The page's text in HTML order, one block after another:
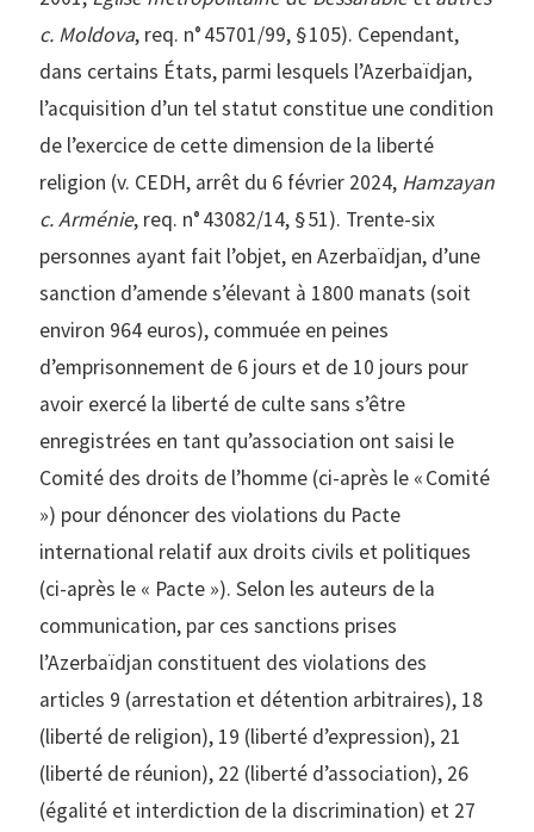
c. Moldova, req. n° 45701/99, § 105). Cependant,
dans certains États, parmi lesquels l’Azerbaïdjan,
l’acquisition d’un tel statut constitue une condition
de l’exercice de cette dimension de la liberté
religion (v. CEDH, arrêt du 6 février 2024, Hamzayan
c. Arménie, req. n° 43082/14, § 51). Trente-six
personnes ayant fait l’objet, en Azerbaïdjan, d’une
sanction d’amende s’élevant à 1800 manats (soit
environ 964 euros), commuée en peines
d’emprisonnement de 6 jours et de 10 jours pour
avoir exercé la liberté de culte sans s’être
enregistrées en tant qu’association ont saisi le
Comité des droits de l’homme (ci-après le « Comité
») pour dénoncer des violations du Pacte
international relatif aux droits civils et politiques
(ci-après le « Pacte »). Selon les auteurs de la
communication, par ces sanctions prises
l’Azerbaïdjan constituent des violations des
articles 9 (arrestation et détention arbitraires), 18
(liberté de religion), 19 (liberté d’expression), 21
(liberté de réunion), 22 (liberté d’association), 26
(égalité et interdiction de la discrimination) et 27